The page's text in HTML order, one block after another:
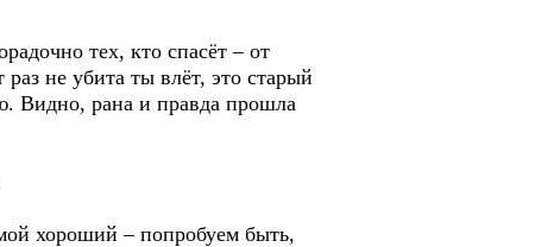
тех, кто спасёт – от
не убита ты влёт, это старый
Видно, рана и правда прошла
хороший – попробуем быть,